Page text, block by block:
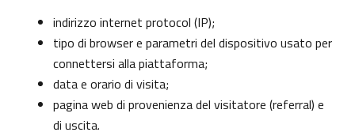
indirizzo internet protocol (IP);
tipo di browser e parametri del dispositivo usato per
connettersi alla piattaforma;
data e orario di visita;
pagina web di provenienza del visitatore (referral) e
di uscita.